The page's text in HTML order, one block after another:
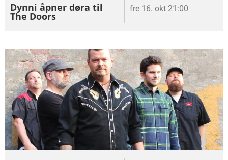
Dynni åpner døra til
The Doors
fre 16. okt 21:00